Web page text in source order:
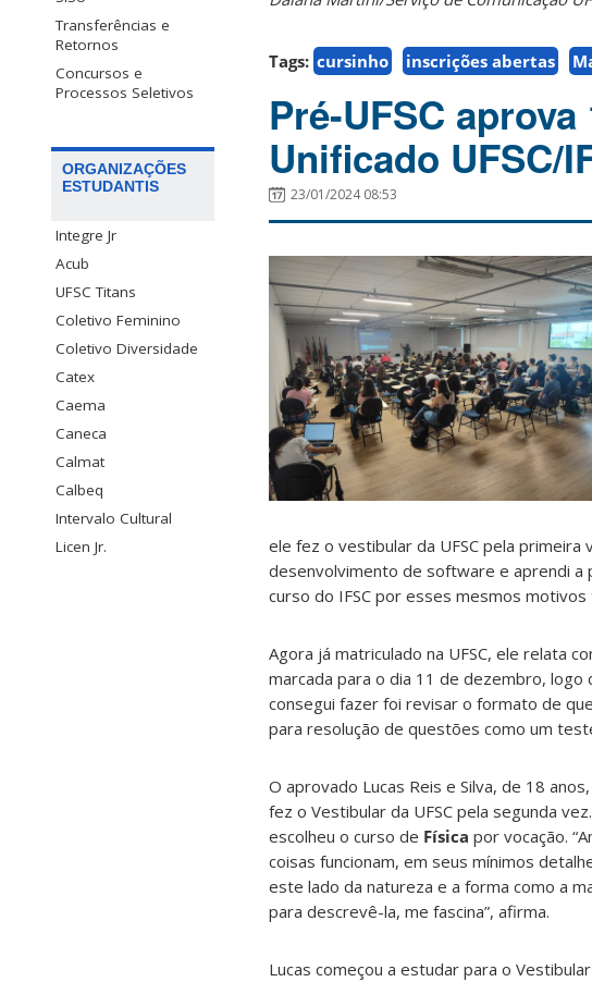
Transferências e
Retornos
Concursos e
Processos Seletivos
ORGANIZAÇÕES
ESTUDANTIS
Integre Jr
Acub
UFSC Titans
Coletivo Feminino
Coletivo Diversidade
Catex
Caema
Caneca
Calmat
Calbeq
Intervalo Cultural
Licen Jr.
Tags: cursinho inscrições abertas
Pré-UFSC
Unificado UFSC/
23/01/2024 08:53
ele fez o vestibular da UFSC pela
desenvolvimento de software e aprendi a
curso do IFSC por esses mesmos motivos
Agora já matriculado na UFSC, ele relata
marcada para o dia 11 de dezembro,
consegui fazer foi revisar o formato de
para resolução de questões como um
O aprovado Lucas Reis e Silva, de 18
fez o Vestibular da UFSC pela segunda
escolheu o curso de Física por vocação.
coisas funcionam, em seus mínimos
este lado da natureza e a forma como a
para descrevê-la, me fascina”, afirma.
Lucas começou a estudar para o